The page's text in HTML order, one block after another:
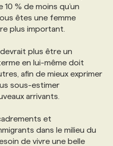
% de moins qu’un
êtes une femme
plus important.
plus être un
en lui-même doit
afin de mieux exprimer
sous-estimer
arrivants.
et
dans le milieu du
de vivre une belle